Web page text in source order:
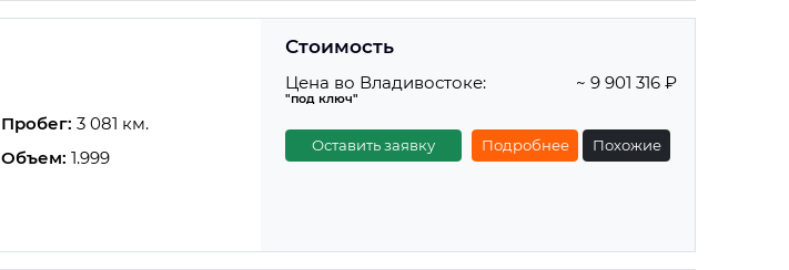
Пробег: 3 081 км.
Объем: 1.999
Стоимость
Цена во Владивостоке:
"под ключ"
~ 9 901 316 ₽
Оставить заявку Подробнее Похожие